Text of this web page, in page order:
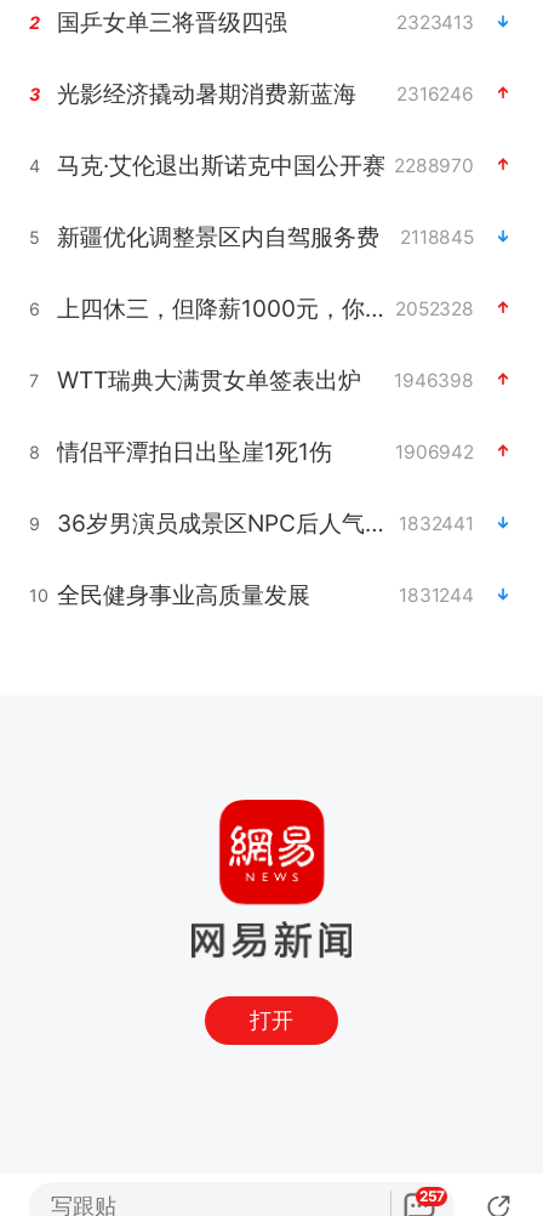
2 国乒女单三将晋级四强 2323413
3 光影经济撬动暑期消费新蓝海 2316246
4 马克·艾伦退出斯诺克中国公开赛 2288970
5 新疆优化调整景区内自驾服务费 2118845
6 上四休三，但降薪1000元，你接受吗？ 2052328
7 WTT瑞典大满贯女单签表出炉 1946398
8 情侣平潭拍日出坠崖1死1伤 1906942
9 36岁男演员成景区NPC后人气爆棚 1832441
10 全民健身事业高质量发展 1831244
打开
写跟贴 257